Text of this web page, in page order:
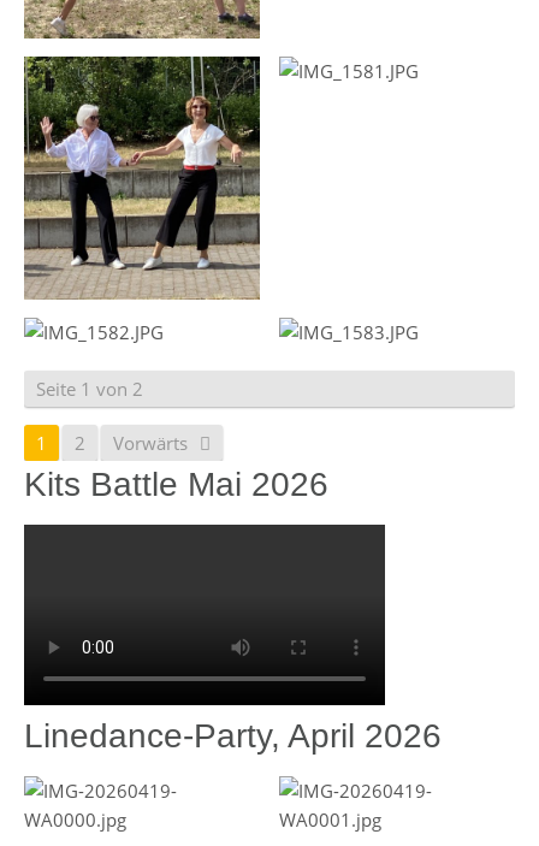
Seite 1 von 2
1 2 Vorwärts
Kits Battle Mai 2026
Linedance-Party, April 2026